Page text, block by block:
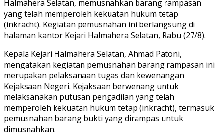
Halmahera Selatan, memusnahkan barang rampasan
yang telah memperoleh kekuatan hukum tetap
(inkracht). Kegiatan pemusnahan ini berlangsung di
halaman kantor Kejari Halmahera Selatan, Rabu (27/8).
Kepala Kejari Halmahera Selatan, Ahmad Patoni,
mengatakan kegiatan pemusnahan barang rampasan ini
merupakan pelaksanaan tugas dan kewenangan
Kejaksaan Negeri. Kejaksaan berwenang untuk
melaksanakan putusan pengadilan yang telah
memperoleh kekuatan hukum tetap (inkracht), termasuk
pemusnahan barang bukti yang dirampas untuk
dimusnahkan.